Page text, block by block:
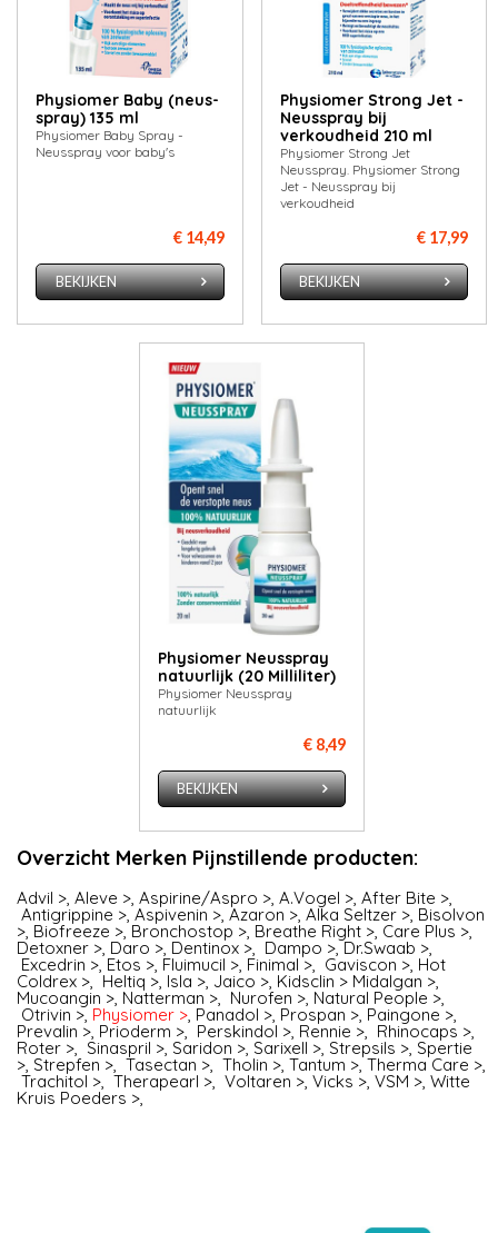
Phy­sio­mer Ba­by (neus­
spray) 135 ml
Physiomer Baby Spray -
Neusspray voor baby's
€ 14,49
BEKIJKEN
Physiomer Strong Jet -
Neusspray bij
verkoudheid 210 ml
Physiomer Strong Jet
Neusspray. Physiomer Strong
Jet - Neusspray bij
verkoudheid
€ 17,99
BEKIJKEN
Physiomer Neusspray
natuurlijk (20 Milliliter)
Physiomer Neusspray
natuurlijk
€ 8,49
BEKIJKEN
Overzicht Merken Pijnstillende producten:
Advil > ,Aleve > ,Aspirine/Aspro > ,A.Vogel > ,After Bite >
Antigrippine > ,Aspivenin > ,Azaron > ,Alka Seltzer > Bisolvon
> Biofreeze > Bronchostop > Breathe Right > Care Plus >
Detoxner > Daro > Dentinox > Dampo >,Dr.Swaab >
Excedrin > Etos > Fluimucil > Finimal > Gaviscon > Hot
Coldrex > Heltiq > Isla > Jaico > Kidsclin > Midalgan >
Mucoangin > Natterman > Nurofen >, Natural People >
Otrivin >, Physiomer > Panadol > Prospan > Paingone >
Prevalin > Prioderm > Perskindol > Rennie > Rhinocaps >
Roter > Sinaspril > Saridon > Sarixell > Strepsils > Spertie
> Strepfen > ,Tasectan > ,Tholin > ,Tantum >,Therma Care >
Trachitol > ,Therapearl > ,Voltaren > ,Vicks > ,VSM > ,Witte
Kruis Poeders >